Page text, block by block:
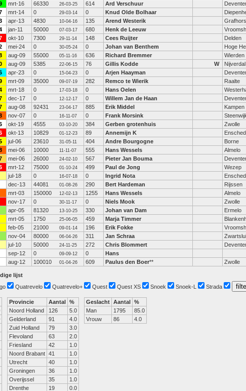
mrt-16 66330 26-03-25 614 Ard Verschuur
mrt-14 0 29-03-14 0 Knud Olde Bolhaar
apr-13 4830 10-04-16 135 Arend Westerik
jan-11 50000 07-03-17 680 Henk de Leeuw
okt-10 7300 29-11-14 148 Cees Ruijter Delden
mei-24 0 30-05-24 0 Johan van Benthem Hoge
aug-09 55000 05-11-16 636 Richard Bremmer Wierden
aug-09 5385 22-06-15 76 Gillis Kodde W Nijverdal
apr-23 0 15-04-23 0 Arjen Haayman
mrt-09 35000 09-07-19 282 Remco te Wierik Raalte
mrt-18 0 17-03-18 0 Hans Oelen
dec-17 0 12-12-17 0 Willem Jan de Haan
aug-08 92431 23-04-17 885 Erik Middel Kampen
nov-07 0 16-11-07 0 Frank Morsink
okt-19 4555 03-10-20 384 Gerben grotenhuis Zwolle
okt-13 10829 01-12-23 89 Annemijn K
jul-06 23610 31-05-11 404 Andre Bourgogne Borne
mei-06 10000 11-11-07 555 Hans Wessels Almelo
mei-06 26000 24-02-10 567 Pieter Jan Bouma
mrt-12 75000 01-10-24 499 Paul de Jong Wezep
jul-18 0 16-07-18 0 Ingrid Nota
dec-13 44081 01-08-26 290 Bert Hardeman Rijssen
mrt-03 150000 12-02-13 1255 Hans Wessels Almelo
nov-17 0 30-11-17 0 Niels Mook Zwolle
apr-05 81320 13-10-25 330 Johan van Dam Ermelo
mrt-05 1750 25-06-05 459 Marja Timmer
feb-05 21000 09-01-14 196 Erik Fokke
nov-04 80000 06-04-26 311 Jan Schraa
jul-10 50000 24-11-25 272 Chris Blommert
sep-12 0 09-09-12 0 Hans
aug-12 100010 01-04-26 609 Paulus den Boer** Zwolle
lijst
Quatrevelo Quatrevelo+ Quest Quest XS Snoek Snoek-L Strada
Provincie Aantal %
Noord Holland
126
5.0
Gelderland
91
4.0
Zuid Holland
79
3.0
Flevoland
63
2.0
Friesland
42
1.0
Noord Brabant 41
1.0
Utrecht
40
1.0
Groningen
36
1.0
Overijssel
35
1.0
Drenthe
19
0.0
Geslacht Aantal %
Man
1795
85.0
Vrouw
86 4.0